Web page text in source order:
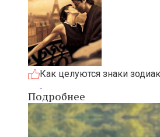
Как целуются знаки
Подробнее